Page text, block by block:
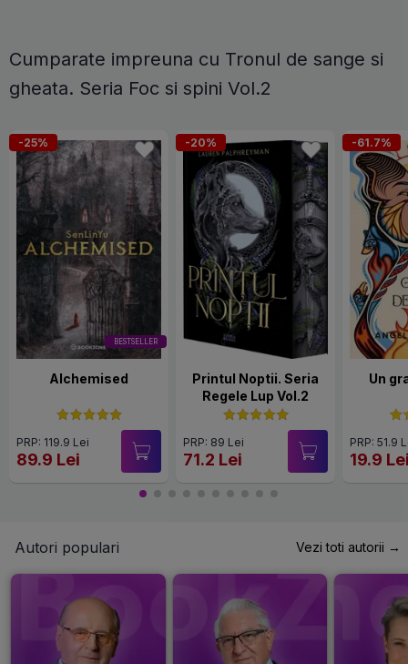
Cumparate impreuna cu Tronul de sange si
gheata. Seria Foc si spini Vol.2
BESTSELLER
-25%
Alchemised
PRP: 119.9 Lei
89.9 Lei
-20%
Printul Noptii. Seria
Regele Lup Vol.2
PRP: 89 Lei
71.2 Lei
-61.7%
Un
PRP: 51.9
19.9
Autori populari Vezi toti autorii →